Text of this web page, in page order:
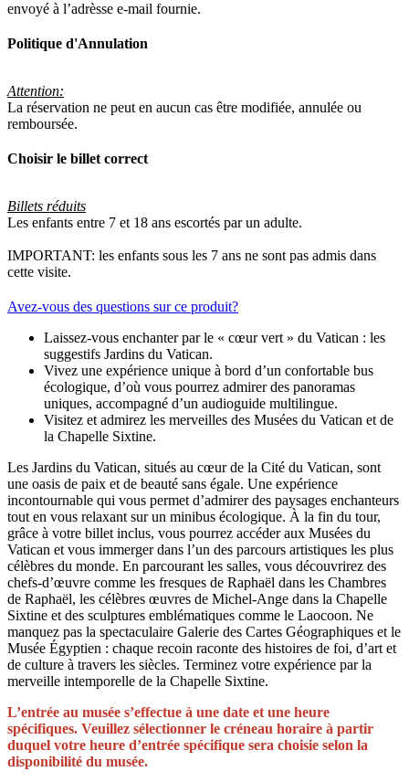
envoyé à l’adrèsse e-mail fournie.
Politique d'Annulation
Attention:
La réservation ne peut en aucun cas être modifiée, annulée ou
remboursée.
Choisir le billet correct
Billets réduits
Les enfants entre 7 et 18 ans escortés par un adulte.
IMPORTANT: les enfants sous les 7 ans ne sont pas admis dans
cette visite.
Avez-vous des questions sur ce produit?
Laissez-vous enchanter par le « cœur vert » du Vatican : les
suggestifs Jardins du Vatican.
Vivez une expérience unique à bord d’un confortable bus
écologique, d’où vous pourrez admirer des panoramas
uniques, accompagné d’un audioguide multilingue.
Visitez et admirez les merveilles des Musées du Vatican et de
la Chapelle Sixtine.
Les Jardins du Vatican, situés au cœur de la Cité du Vatican, sont
une oasis de paix et de beauté sans égale. Une expérience
incontournable qui vous permet d’admirer des paysages enchanteurs
tout en vous relaxant sur un minibus écologique. À la fin du tour,
grâce à votre billet inclus, vous pourrez accéder aux Musées du
Vatican et vous immerger dans l’un des parcours artistiques les plus
célèbres du monde. En parcourant les salles, vous découvrirez des
chefs-d’œuvre comme les fresques de Raphaël dans les Chambres
de Raphaël, les célèbres œuvres de Michel-Ange dans la Chapelle
Sixtine et des sculptures emblématiques comme le Laocoon. Ne
manquez pas la spectaculaire Galerie des Cartes Géographiques et le
Musée Égyptien : chaque recoin raconte des histoires de foi, d’art et
de culture à travers les siècles. Terminez votre expérience par la
merveille intemporelle de la Chapelle Sixtine.
L’entrée au musée s’effectue à une date et une heure
spécifiques. Veuillez sélectionner le créneau horaire à partir
duquel votre heure d’entrée spécifique sera choisie selon la
disponibilité du musée.